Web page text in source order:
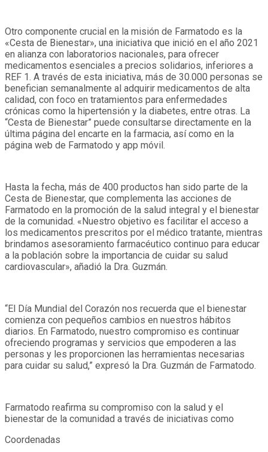
Otro componente crucial en la misión de Farmatodo es la
«Cesta de Bienestar», una iniciativa que inició en el año 2021
en alianza con laboratorios nacionales, para ofrecer
medicamentos esenciales a precios solidarios, inferiores a
REF 1. A través de esta iniciativa, más de 30.000 personas se
benefician semanalmente al adquirir medicamentos de alta
calidad, con foco en tratamientos para enfermedades
crónicas como la hipertensión y la diabetes, entre otras. La
“Cesta de Bienestar” puede consultarse directamente en la
última página del encarte en la farmacia, así como en la
página web de Farmatodo y app móvil.
Hasta la fecha, más de 400 productos han sido parte de la
Cesta de Bienestar, que complementa las acciones de
Farmatodo en la promoción de la salud integral y el bienestar
de la comunidad. «Nuestro objetivo es facilitar el acceso a
los medicamentos prescritos por el médico tratante, mientras
brindamos asesoramiento farmacéutico continuo para educar
a la población sobre la importancia de cuidar su salud
cardiovascular», añadió la Dra. Guzmán.
“El Día Mundial del Corazón nos recuerda que el bienestar
comienza con pequeños cambios en nuestros hábitos
diarios. En Farmatodo, nuestro compromiso es continuar
ofreciendo programas y servicios que empoderen a las
personas y les proporcionen las herramientas necesarias
para cuidar su salud,” expresó la Dra. Guzmán de Farmatodo.
Farmatodo reafirma su compromiso con la salud y el
bienestar de la comunidad a través de iniciativas como
Coordenadas